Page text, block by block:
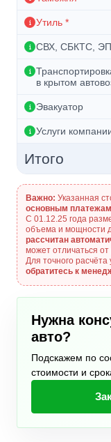
Утиль *
СВХ, СБКТС,
в крытом
Эвакуатор
Услуги
Итого
Важно: Указанная
основным платежам
С 01.12.25 года
объема и мощности
рассчитан
может отличаться от
Для точного
обратитесь к
Нужна
авто?
Подскажем по
стоимости и